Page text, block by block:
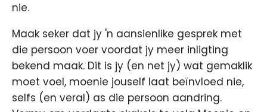
nie.
Maak seker dat jy 'n aansienlike gesprek met
die persoon voer voordat jy meer inligting
bekend maak. Dit is jy (en net jy) wat gemaklik
moet voel, moenie jouself laat beïnvloed nie,
selfs (en veral) as die persoon aandring.